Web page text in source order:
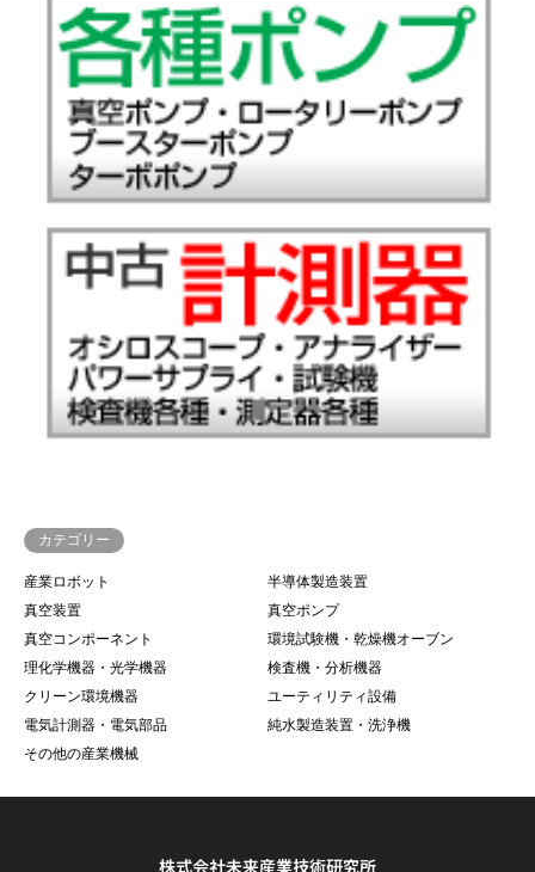
カテゴリー
産業ロボット
半導体製造装置
真空装置
真空ポンプ
真空コンポーネント
環境試験機・乾燥機オーブン
理化学機器・光学機器
検査機・分析機器
クリーン環境機器
ユーティリティ設備
電気計測器・電気部品
純水製造装置・洗浄機
その他の産業機械
株式会社未来産業技術研究所